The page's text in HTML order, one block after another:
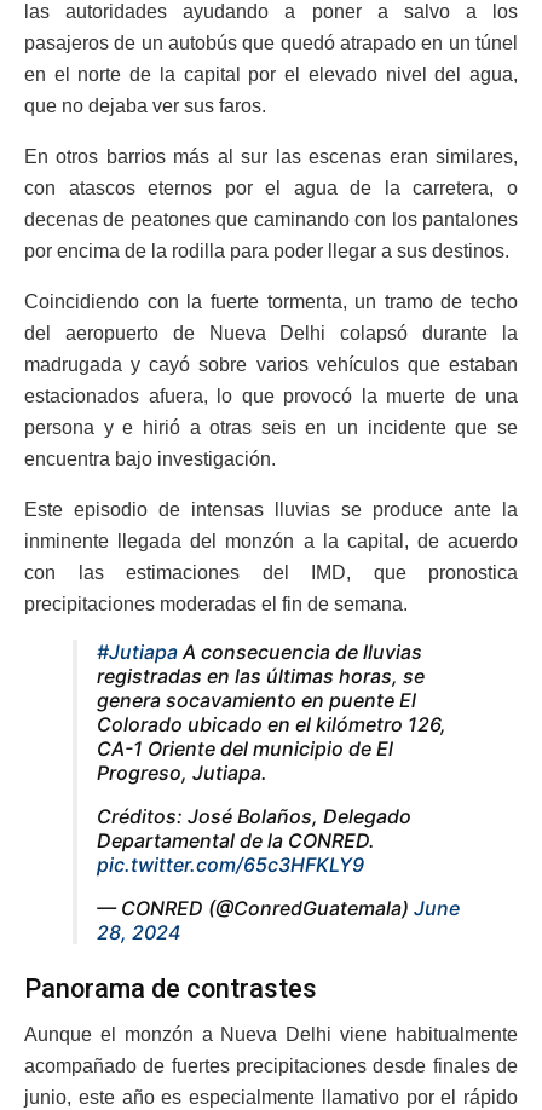
las autoridades ayudando a poner a salvo a los
pasajeros de un autobús que quedó atrapado en un túnel
en el norte de la capital por el elevado nivel del agua,
que no dejaba ver sus faros.
En otros barrios más al sur las escenas eran similares,
con atascos eternos por el agua de la carretera, o
decenas de peatones que caminando con los pantalones
por encima de la rodilla para poder llegar a sus destinos.
Coincidiendo con la fuerte tormenta, un tramo de techo
del aeropuerto de Nueva Delhi colapsó durante la
madrugada y cayó sobre varios vehículos que estaban
estacionados afuera, lo que provocó la muerte de una
persona y e hirió a otras seis en un incidente que se
encuentra bajo investigación.
Este episodio de intensas lluvias se produce ante la
inminente llegada del monzón a la capital, de acuerdo
con las estimaciones del IMD, que pronostica
precipitaciones moderadas el fin de semana.
#JutiapaA consecuencia de lluvias
registradas en las últimas horas, se
genera socavamiento en puente El
Colorado ubicado en el kilómetro 126,
CA-1 Oriente del municipio de El
Progreso, Jutiapa.
Créditos: José Bolaños, Delegado
Departamental de la CONRED.
pic.twitter.com/65c3HFKLY9
— CONRED (@ConredGuatemala) June
28, 2024
Panorama de contrastes
Aunque el monzón a Nueva Delhi viene habitualmente
acompañado de fuertes precipitaciones desde finales de
junio, este año es especialmente llamativo por el rápido